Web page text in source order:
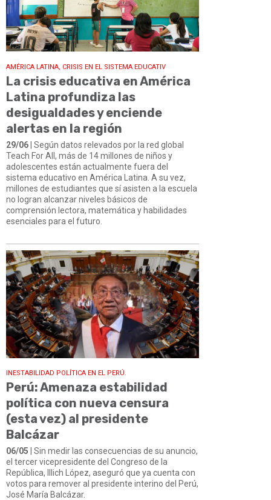
AMÉRICA LATINA, CRISIS EN EL SISTEMA EDUCATIV
La crisis educativa en América
Latina profundiza las
desigualdades y enciende
alertas en la región
29/06| Según datos relevados por la red global
Teach For All, más de 14 millones de niños y
adolescentes están actualmente fuera del
sistema educativo en América Latina. A su vez,
millones de estudiantes que sí asisten a la escuela
no logran alcanzar niveles básicos de
comprensión lectora, matemática y habilidades
esenciales para el futuro.
INESTABILIDAD POLÍTICA EN EL PERÚ.
Perú: Amenaza estabilidad
política con nueva censura
(esta vez) al presidente
Balcázar
06/05 | Sin medir las consecuencias de su anuncio,
el tercer vicepresidente del Congreso de la
República, Illich López, aseguró que ya cuenta con
votos para remover al presidente interino del Perú,
José María Balcázar.